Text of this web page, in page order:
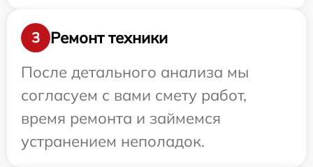
3
Ремонт техники
После детального анализа мы
согласуем с вами смету работ,
время ремонта и займемся
устранением неполадок.